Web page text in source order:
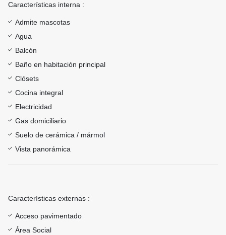
Características interna :
Admite mascotas
Agua
Balcón
Baño en habitación principal
Clósets
Cocina integral
Electricidad
Gas domiciliario
Suelo de cerámica / mármol
Vista panorámica
Características externas :
Acceso pavimentado
Área Social